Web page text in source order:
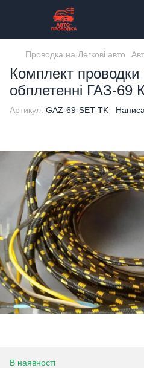
Проводка на Легкові авто
Комплект
обплетенні ГАЗ-69
Артикул: GAZ-69-SET-TK
В наявності